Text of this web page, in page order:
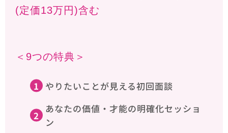
(定価13万円)含む
＜9つの特典＞
やりたいことが見える初回面談
あなたの価値・才能の明確化セッショ
ン